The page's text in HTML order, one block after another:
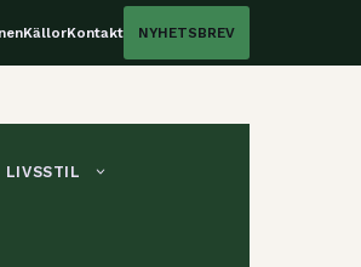
KällorKontakt NYHETSBREV
LIVSSTIL